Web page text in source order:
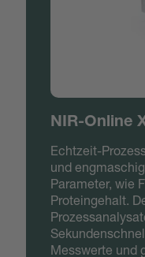
NIR-Online
Echtzeit-
und
Parameter, wie
Proteingehalt.
Messwerte und